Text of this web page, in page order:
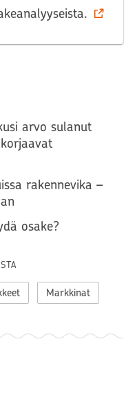
arvo sulanut
rakennevika –
osake?
Markkinat